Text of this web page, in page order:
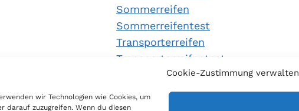
Cookie-Zustimmung verwalten
wir Technologien wie Cookies, um
darauf zuzugreifen. Wenn du diesen
Sommerreifen
Sommerreifentest
Transporterreifen
Transporterreifentest
Winterreifen
Winterreifentest